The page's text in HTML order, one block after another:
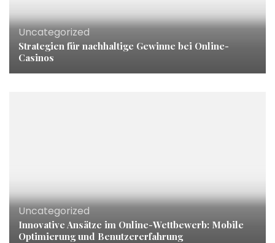
Uncategorized
Strategien für nachhaltige Gewinne bei Online-
Casinos
Uncategorized
Innovative Ansätze im Online-Wettbewerb: Mobile
Optimierung und Benutzererfahrung